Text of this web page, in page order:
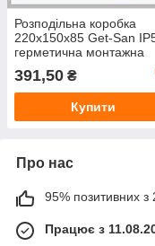
Розподільна коробка
220х150х85 Get-San
герметична монтажна
електропроводки
391,50 ₴
Купити
Про нас
95% позитивних з
Працює з